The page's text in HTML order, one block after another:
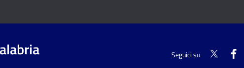
Seguici su Twitter